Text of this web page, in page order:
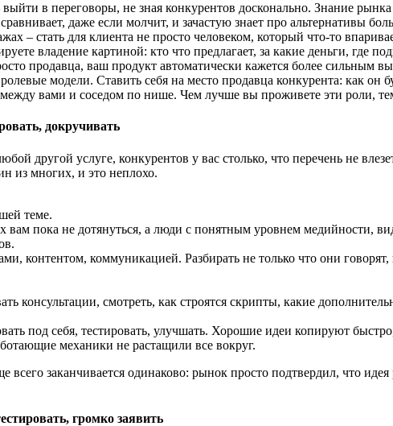
в переговоры, не зная конкурентов досконально. Знание
даже если молчит, и зачастую знает про альтернативы
– стать для клиента не просто человеком, который что-то
владение картиной: кто что предлагает, за какие деньги, где
продавца, ваш продукт автоматически кажется более сильным
модели. Ставить себя на место продавца конкурента: как он
вами и соседом по нише. Чем лучше вы проживете эти роли,
докручивать
другой услуге, конкурентов у вас столько, что перечень не
из многих, и это неплохо.
теме.
вам пока не дотянуться, а люди с понятным уровнем медийности,
контентом, коммуникацией. Разбирать не только что они
консультации, смотреть, как строятся скрипты, какие
под себя, тестировать, улучшать. Хорошие идеи копируют
механики не растащили все вокруг.
заканчивается одинаково: рынок просто подтвердил, что
громко заявить